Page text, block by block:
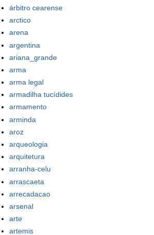
árbitro cearense
arctico
arena
argentina
ariana_grande
arma
arma legal
armadilha tucídides
armamento
arminda
aroz
arqueologia
arquitetura
arranha-celu
arrascaeta
arrecadacao
arsenal
arte
artemis